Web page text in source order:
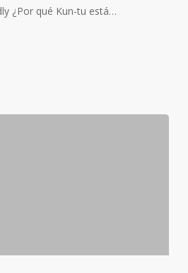
¿Por qué Kun-tu está…